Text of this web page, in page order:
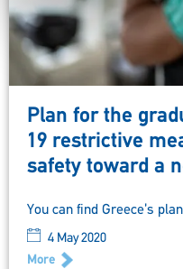
Plan for the
19 restrictive
safety toward a
4 May 2020
You can find Greece’s
More